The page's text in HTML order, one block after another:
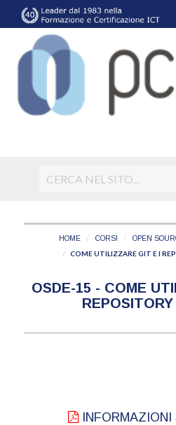
HOME CORSI OPEN
COME UTILIZZARE GIT E I
OSDE-15 - COME
INFORMAZIONI